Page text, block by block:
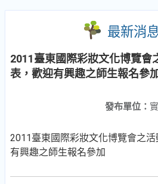
最新消
2011臺東國際彩妝文化博覽會
表，歡迎有興趣之師生報名參加
發布單位：
2011臺東國際彩妝文化博覽會之
有興趣之師生報名參加